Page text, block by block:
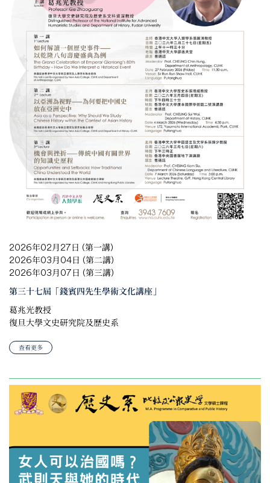
2026年02月27日 (第一講)
2026年03月04日 (第二講)
2026年03月07日 (第三講)
第三十七屆「錢賓四先生學術文化講座」
葛兆光教授
復旦大學文史研究院及歷史系
查看更多